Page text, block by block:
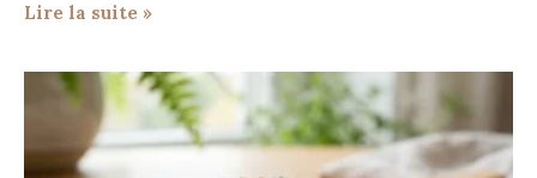
Lire la suite »